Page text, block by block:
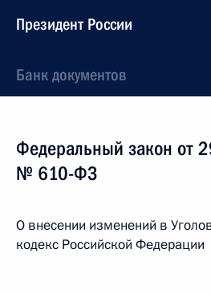
Президент России
Банк документов
Федеральный закон от
№ 610-ФЗ
О внесении изменений в
кодекс Российской Федерации